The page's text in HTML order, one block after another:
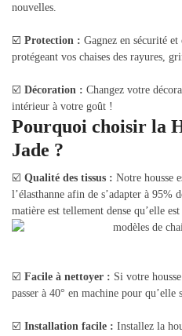
nouvelles.
☑️ Protection : Gagnez en sécurité
protégeant vos chaises des rayures,
☑️ Décoration : Changez votre
intérieur à votre goût !
Pourquoi choisir la
Jade ?
☑️ Qualité des tissus : Notre housse
l’élasthanne afin de s’adapter à 95%
matière est tellement dense qu’elle
☑️ Facile à nettoyer : Si votre
passer à 40° en machine pour qu’elle
☑️ Installation facile : Installez la